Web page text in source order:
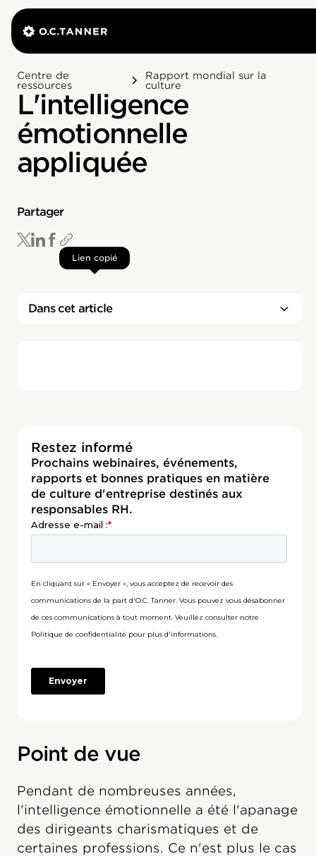
Centre de
ressources
Rapport mondial sur la
culture
L'intelligence
émotionnelle
appliquée
Partager
Lien copié
Dans cet article
Restez informé
Prochains webinaires, événements,
rapports et bonnes pratiques en matière
de culture d'entreprise destinés aux
responsables RH.
Point de vue
Pendant de nombreuses années,
l'intelligence émotionnelle a été l'apanage
des dirigeants charismatiques et de
certaines professions. Ce n'est plus le cas